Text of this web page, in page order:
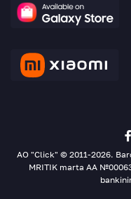
AO "Click" © 2011-2026.
MRITIK marta AA